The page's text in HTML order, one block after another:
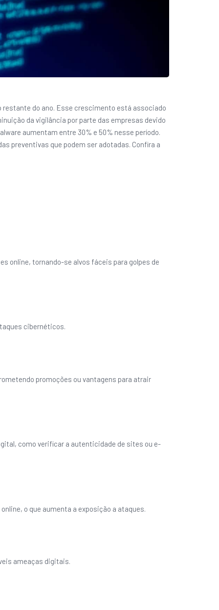
do ano. Esse crescimento está associado
da vigilância por parte das empresas devido
aumentam entre 30% e 50% nesse período.
preventivas que podem ser adotadas. Confira a
online, tornando-se alvos fáceis para golpes de
cibernéticos.
promoções ou vantagens para atrair
como verificar a autenticidade de sites ou e-
o que aumenta a exposição a ataques.
ameaças digitais.